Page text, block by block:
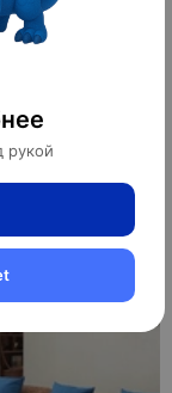
рукой
Way Nor
₽